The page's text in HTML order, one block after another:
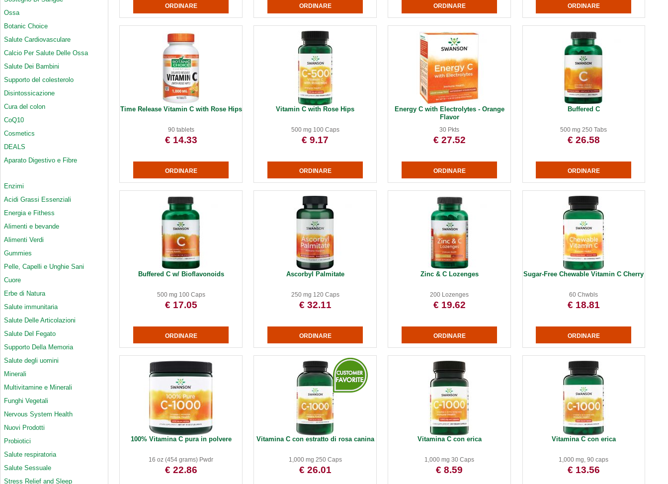
Ossa
Botanic Choice
Salute Cardiovasculare
Calcio Per Salute Delle Ossa
Salute Dei Bambini
Supporto del colesterolo
Disintossicazione
Cura del colon
CoQ10
Cosmetics
DEALS
Aparato Digestivo e Fibre
Enzimi
Acidi Grassi Essenziali
Energia e Fithess
Alimenti e bevande
Alimenti Verdi
Gummies
Pelle, Capelli e Unghie Sani
Cuore
Erbe di Natura
Salute immunitaria
Salute Delle Articolazioni
Salute Del Fegato
Supporto Della Memoria
Salute degli uomini
Minerali
Multivitamine e Minerali
Funghi Vegetali
Nervous System Health
Nuovi Prodotti
Probiotici
Salute respiratoria
Salute Sessuale
Stress Relief and Sleep
Time Release Vitamin C with Rose Hips
90 tablets
€ 14.33
Vitamin C with Rose Hips
500 mg 100 Caps
€ 9.17
Energy C with Electrolytes - Orange
Flavor
30 Pkts
€ 27.52
Buffered C
500 mg 250 Tabs
€ 26.58
Buffered C w/ Bioflavonoids
500 mg 100 Caps
€ 17.05
Ascorbyl Palmitate
250 mg 120 Caps
€ 32.11
Zinc & C Lozenges
200 Lozenges
€ 19.62
Sugar-Free Chewable Vitamin C Cherry
60 Chwbls
€ 18.81
100% Vitamina C pura in polvere
16 oz (454 grams) Pwdr
€ 22.86
Vitamina C con estratto di rosa canina
1,000 mg 250 Caps
€ 26.01
Vitamina C con erica
1,000 mg 30 Caps
€ 8.59
Vitamina C con erica
1,000 mg, 90 caps
€ 13.56